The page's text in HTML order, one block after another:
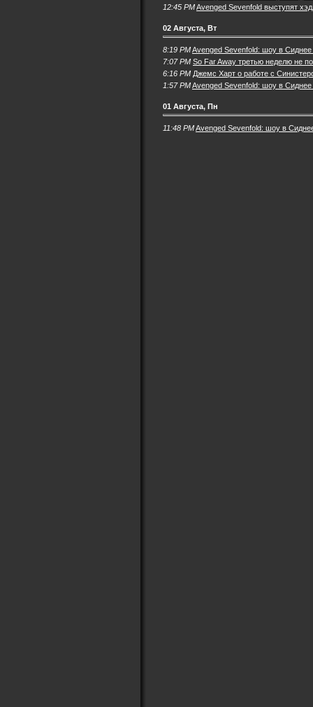
12:45 PMAvenged Sevenfold выступят
02 Августа, Вт
8:19 PMAvenged Sevenfold: шоу в Сиднее
7:07 PM So Far Away третью неделю не
6:16 PM Джемс Харт о работе с
1:57 PMAvenged Sevenfold: шоу в
01 Августа, Пн
11:48 PMAvenged Sevenfold: шоу в